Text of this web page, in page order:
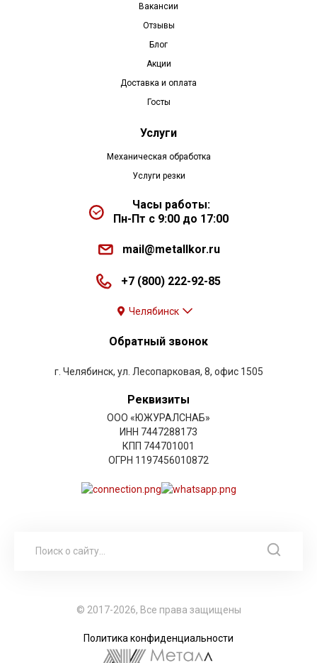
Вакансии
Отзывы
Блог
Акции
Доставка и оплата
Госты
Услуги
Механическая обработка
Услуги резки
Часы работы:
Пн-Пт с 9:00 до 17:00
mail@metallkor.ru
+7 (800) 222-92-85
Челябинск
Обратный звонок
г. Челябинск, ул. Лесопарковая, 8, офис 1505
Реквизиты
ООО «ЮЖУРАЛСНАБ»
ИНН 7447288173
КПП 744701001
ОГРН 1197456010872
© 2017-2026, Все права защищены
Политика конфиденциальности